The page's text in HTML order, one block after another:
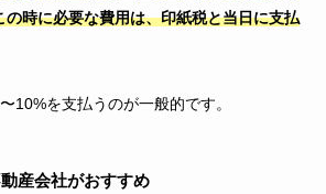
の時に必要な費用は、印紙税と当日に支払
10%を支払うのが一般的です。
産会社がおすすめ